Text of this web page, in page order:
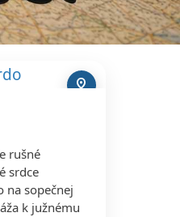
pin_drop
rušné
srdce
na sopečnej
k južnému